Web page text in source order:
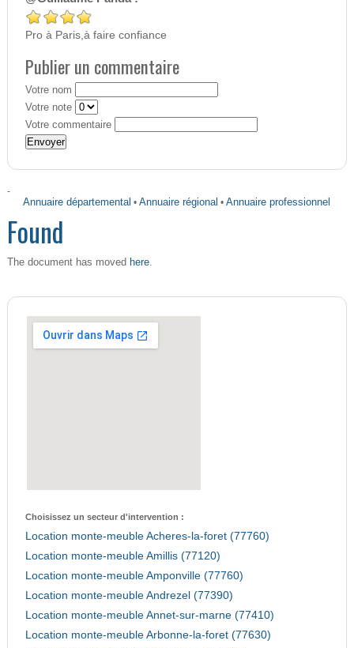
Pro à Paris,à faire confiance
Publier un commentaire
Votre nom
Votre note
Votre commentaire
-
Annuaire départemental •Annuaire régional •Annuaire professionnel
Found
The document has moved here.
Choisissez un secteur d'intervention :
Location monte-meuble Acheres-la-foret (77760)
Location monte-meuble Amillis (77120)
Location monte-meuble Amponville (77760)
Location monte-meuble Andrezel (77390)
Location monte-meuble Annet-sur-marne (77410)
Location monte-meuble Arbonne-la-foret (77630)